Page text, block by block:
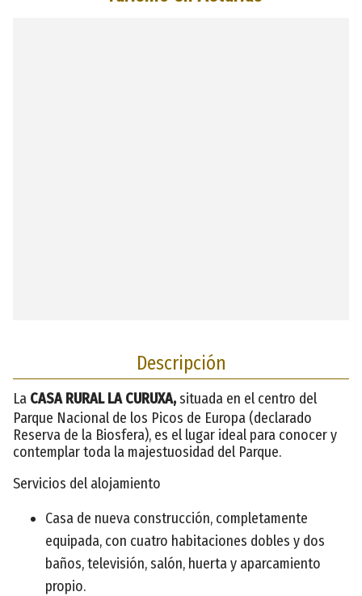
Descripción
La CASA RURAL LA CURUXA,situada en el centro del
Parque Nacional de los Picos de Europa (declarado
Reserva de la Biosfera), es el lugar ideal para conocer y
contemplar toda la majestuosidad del Parque.
Servicios del alojamiento
Casa de nueva construcción, completamente
equipada, con cuatro habitaciones dobles y dos
baños, televisión, salón, huerta y aparcamiento
propio.